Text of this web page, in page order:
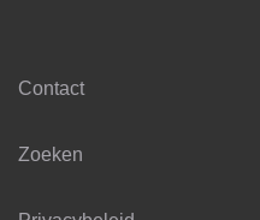
Contact
Zoeken